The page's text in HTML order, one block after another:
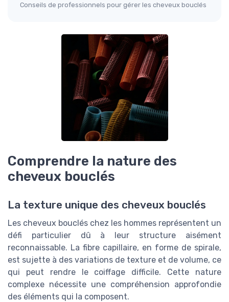
Conseils de professionnels pour gérer les cheveux bouclés
Comprendre la nature des
cheveux bouclés
La texture unique des cheveux bouclés
Les cheveux bouclés chez les hommes représentent un
défi particulier dû à leur structure aisément
reconnaissable. La fibre capillaire, en forme de spirale,
est sujette à des variations de texture et de volume, ce
qui peut rendre le coiffage difficile. Cette nature
complexe nécessite une compréhension approfondie
des éléments qui la composent.